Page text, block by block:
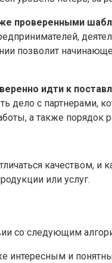
проверенными
позволит
идти к
дело с
а также
качеством,
или услуг.
со следующим
интересным и